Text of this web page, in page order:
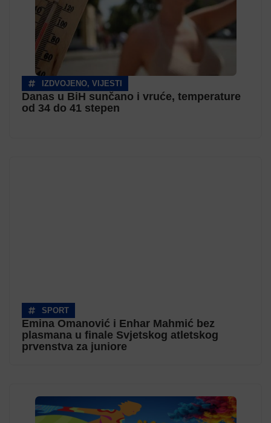
IZDVOJENO, VIJESTI
Danas u BiH sunčano i vruće, temperature
od 34 do 41 stepen
SPORT
Emina Omanović i Enhar Mahmić bez
plasmana u finale Svjetskog atletskog
prvenstva za juniore